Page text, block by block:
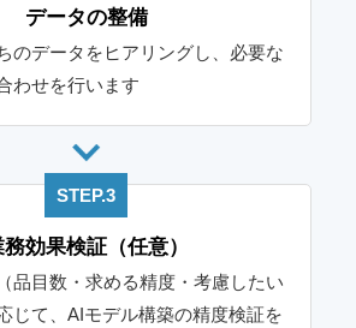
データの整備
のデータをヒアリングし、必要な
わせを行います
STEP.3
効果検証（任意）
品目数・求める精度・考慮したい
じて、AIモデル構築の精度検証を